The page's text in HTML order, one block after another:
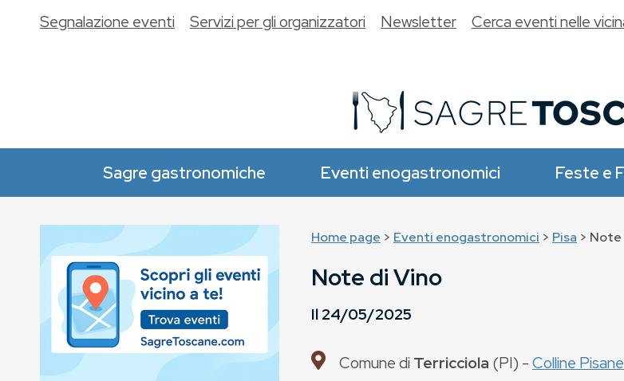
Sagre gastronomiche Eventi enogastronomici Feste e
Segnalazione eventi Servizi per gli organizzatori Newsletter Cerca eventi nelle
Home page > Eventi enogastronomici > Pisa > Note
Note di Vino
Il24/05/2025
Comune di Terricciola (PI) -Colline Pisane